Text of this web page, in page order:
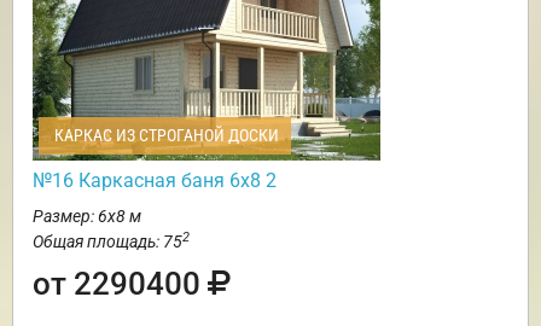
КАРКАС ИЗ СТРОГАНОЙ ДОСКИ
№16 Каркасная баня 6х8 2
Размер: 6х8 м
Общая площадь: 752
от 2290400